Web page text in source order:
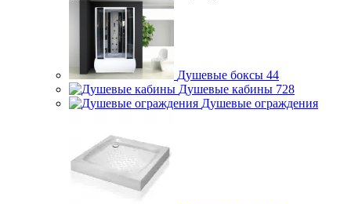
Душевые боксы 44
Душевые кабины 728
Душевые ограждения